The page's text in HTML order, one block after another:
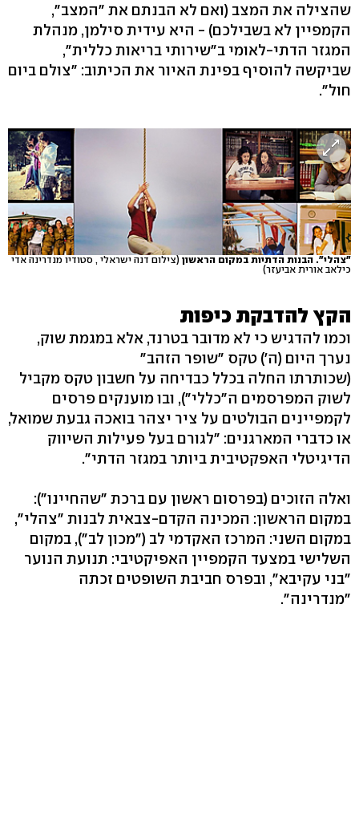
שהצילה את המצב (ואם לא הבנתם את "המצב",
הקמפיין לא בשבילכם) - היא עידית סילמן, מנהלת
המגזר הדתי-לאומי ב"שירותי בריאות כללית",
שביקשה להוסיף בפינת האיור את הכיתוב: "צולם ביום
חול".
"צהלי". הבנות הדתיות במקום הראשון (צילום דנה ישראלי , סטודיו מנדרינה אדי
כילאב אורית אביעזר)
הקץ להדבקת כיפות
וכמו להדגיש כי לא מדובר בטרנד, אלא במגמת שוק,
נערך היום (ה') טקס "שופר הזהב"
(שכותרתו החלה בכלל כבדיחה על חשבון טקס מקביל
לשוק המפרסמים ה"כללי"), ובו מוענקים פרסים
לקמפיינים הבולטים על ציר יצהר בואכה גבעת שמואל,
או כדברי המארגנים: "לגורם בעל פעילות השיווק
הדיגיטלי האפקטיבית ביותר במגזר הדתי".
ואלה הזוכים (בפרסום ראשון עם ברכת "שהחיינו"):
במקום הראשון: המכינה הקדם-צבאית לבנות "צהלי",
במקום השני: המרכז האקדמי לב ("מכון לב"), במקום
השלישי במצעד הקמפיין האפיקטיבי: תנועת הנוער
"בני עקיבא", ובפרס חביבת השופטים זכתה
"מנדרינה".